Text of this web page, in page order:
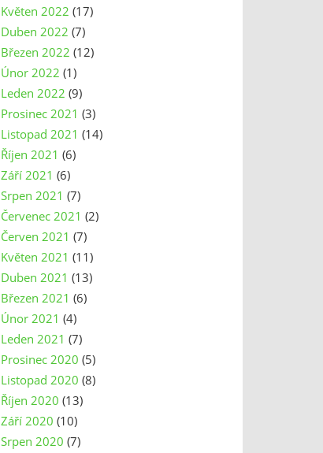
Květen 2022 (17)
Duben 2022 (7)
Březen 2022 (12)
Únor 2022 (1)
Leden 2022 (9)
Prosinec 2021 (3)
Listopad 2021 (14)
Říjen 2021 (6)
Září 2021 (6)
Srpen 2021 (7)
Červenec 2021 (2)
Červen 2021 (7)
Květen 2021 (11)
Duben 2021 (13)
Březen 2021 (6)
Únor 2021 (4)
Leden 2021 (7)
Prosinec 2020 (5)
Listopad 2020 (8)
Říjen 2020 (13)
Září 2020 (10)
Srpen 2020 (7)